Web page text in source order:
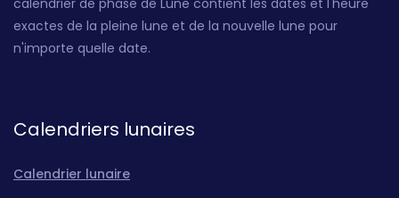
calendrier de phase de Lune contient les dates et l'heure
exactes de la pleine lune et de la nouvelle lune pour
n'importe quelle date.
Calendriers lunaires
Calendrier lunaire